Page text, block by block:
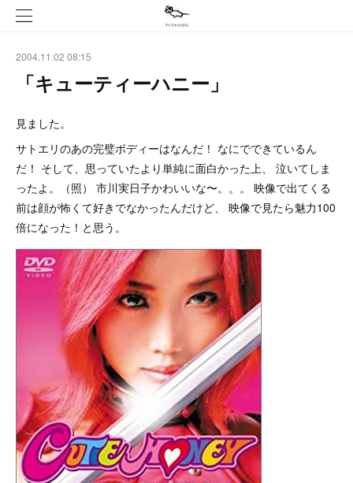
2004.11.02 08:15
「キューティーハニー」
見ました。
サトエリのあの完璧ボディーはなんだ！ なにでできているん
だ！ そして、思っていたより単純に面白かった上、 泣いてしま
ったよ。（照） 市川実日子かわいいな〜。。。 映像で出てくる
前は顔が怖くて好きでなかったんだけど、 映像で見たら魅力100
倍になった！と思う。